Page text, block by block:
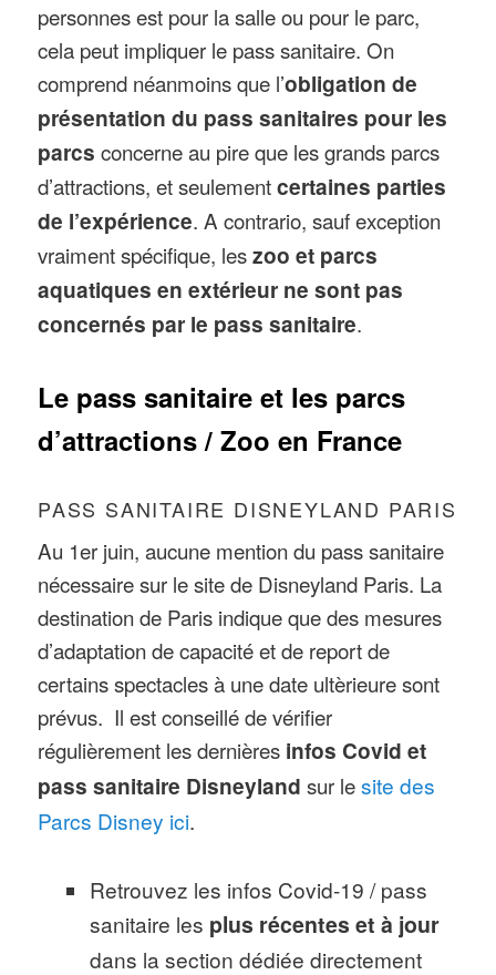
personnes est pour la salle ou pour le parc,
cela peut impliquer le pass sanitaire. On
comprend néanmoins que l’obligation de
présentation du pass sanitaires pour les
parcs concerne au pire que les grands parcs
d’attractions, et seulementcertaines parties
de l’expérience. A contrario, sauf exception
vraiment spécifique, leszoo et parcs
aquatiques en extérieur ne sont pas
concernés par le pass sanitaire.
Le pass sanitaire et les parcs
d’attractions / Zoo en France
PASS SANITAIRE DISNEYLAND PARIS
Au 1er juin, aucune mention du pass sanitaire
nécessaire sur le site de Disneyland Paris. La
destination de Paris indique que des mesures
d’adaptation de capacité et de report de
certains spectacles à une date ultèrieure sont
prévus. Il est conseillé de vérifier
régulièrement les dernières infos Covid et
pass sanitaire Disneyland sur lesite des
Parcs Disney ici.
Retrouvez les infos Covid-19 / pass
sanitaire les plus récentes et à jour
dans la section dédiée directement